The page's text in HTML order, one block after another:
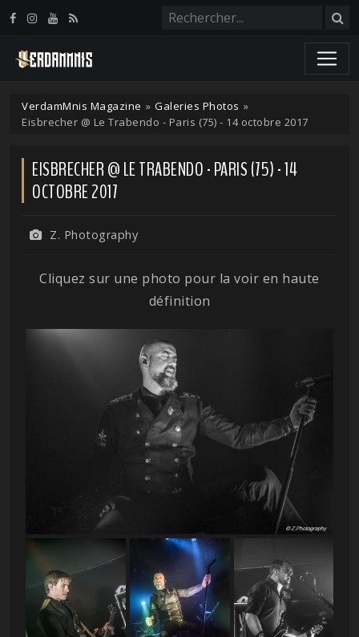
VerdamMnis Magazine » Galeries Photos »
Eisbrecher @ Le Trabendo - Paris (75) - 14 octobre 2017
EISBRECHER @ LE TRABENDO - PARIS (75) - 14
OCTOBRE 2017
Z. Photography
Cliquez sur une photo pour la voir en haute
définition
Panneau de gestion des cookies